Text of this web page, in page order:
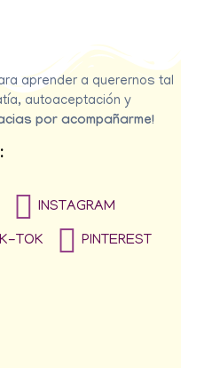
aprender a querernos tal
autoaceptación y
por acompañarme!
INSTAGRAM
TOK PINTEREST